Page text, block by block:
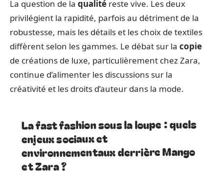
La question de la qualité reste vive. Les deux
privilégient la rapidité, parfois au détriment de la
robustesse, mais les détails et les choix de textiles
diffèrent selon les gammes. Le débat sur la copie
de créations de luxe, particulièrement chez Zara,
continue d’alimenter les discussions sur la
créativité et les droits d’auteur dans la mode.
La fast fashion sous la loupe : quels
enjeux sociaux et
environnementaux derrière Mango
et Zara ?